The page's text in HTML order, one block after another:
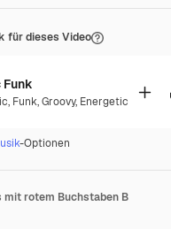
für dieses Video
Funk
, Funk,Groovy, Energetic
-Optionen
mit rotem Buchstaben B